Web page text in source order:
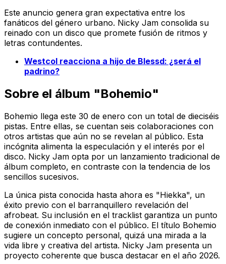
Este anuncio genera gran expectativa entre los
fanáticos del género urbano. Nicky Jam consolida su
reinado con un disco que promete fusión de ritmos y
letras contundentes.
Westcol reacciona a hijo de Blessd: ¿será el
padrino?
Sobre el álbum "Bohemio"
Bohemio llega este 30 de enero con un total de dieciséis
pistas. Entre ellas, se cuentan seis colaboraciones con
otros artistas que aún no se revelan al público. Esta
incógnita alimenta la especulación y el interés por el
disco. Nicky Jam opta por un lanzamiento tradicional de
álbum completo, en contraste con la tendencia de los
sencillos sucesivos.
La única pista conocida hasta ahora es "Hiekka", un
éxito previo con el barranquillero revelación del
afrobeat. Su inclusión en el tracklist garantiza un punto
de conexión inmediato con el público. El título Bohemio
sugiere un concepto personal, quizá una mirada a la
vida libre y creativa del artista. Nicky Jam presenta un
proyecto coherente que busca destacar en el año 2026.